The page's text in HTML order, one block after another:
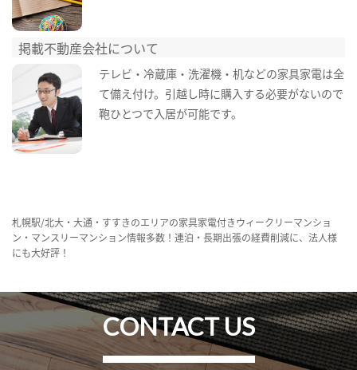
掲載不動産会社について
テレビ・冷蔵庫・洗濯機・机などの家具家電は全
て備え付け。引越し時に購入する必要がないので
鞄ひとつで入居が可能です。
札幌駅/北大・大通・すすきのエリアの家具家電付きウィークリーマンショ
ン・マンスリーマンション情報多数！連泊・長期出張の経費削減に、法人様
にも大好評！
CONTACT US